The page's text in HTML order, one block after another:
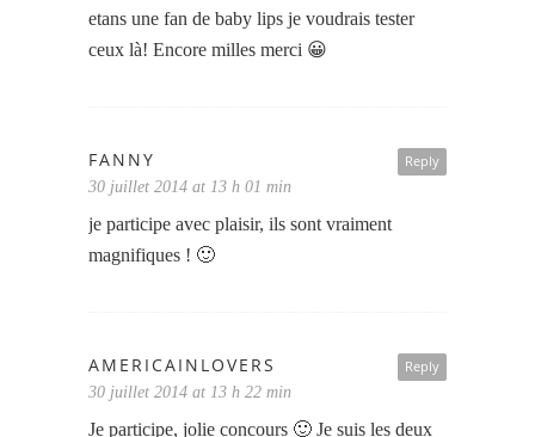
etans une fan de baby lips je voudrais tester
ceux là! Encore milles merci 😀
Reply
FANNY
30 juillet 2014 at 13 h 01 min
je participe avec plaisir, ils sont vraiment
magnifiques ! 🙂
Reply
AMERICAINLOVERS
30 juillet 2014 at 13 h 22 min
Je participe, jolie concours 🙂 Je suis les deux